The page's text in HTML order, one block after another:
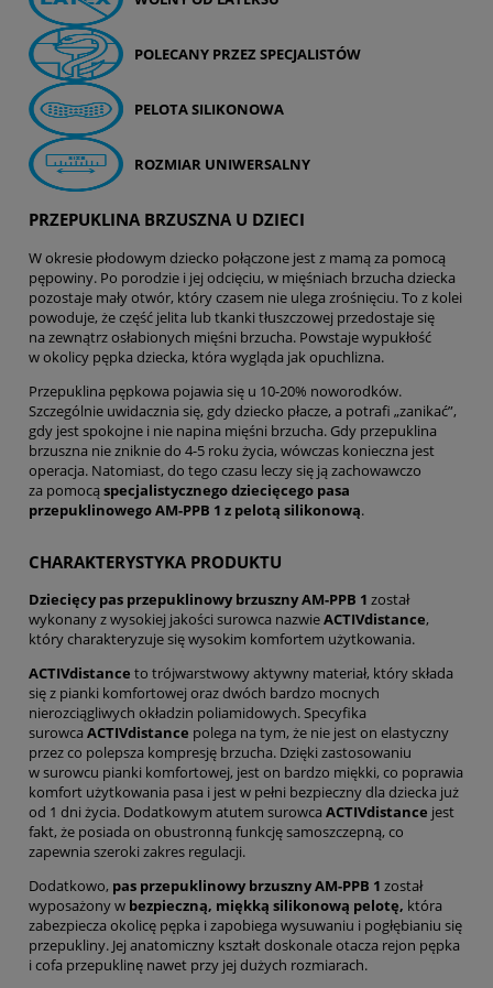
POLECANY PRZEZ SPECJALISTÓW
PELOTA SILIKONOWA
ROZMIAR UNIWERSALNY
PRZEPUKLINA BRZUSZNA U DZIECI
W okresie płodowym dziecko połączone jest z mamą za pomocą
pępowiny. Po porodzie i jej odcięciu, w mięśniach brzucha dziecka
pozostaje mały otwór, który czasem nie ulega zrośnięciu. To z kolei
powoduje, że część jelita lub tkanki tłuszczowej przedostaje się
na zewnątrz osłabionych mięśni brzucha. Powstaje wypukłość
w okolicy pępka dziecka, która wygląda jak opuchlizna.
Przepuklina pępkowa pojawia się u 10-20% noworodków.
Szczególnie uwidacznia się, gdy dziecko płacze, a potrafi „zanikać”,
gdy jest spokojne i nie napina mięśni brzucha. Gdy przepuklina
brzuszna nie zniknie do 4-5 roku życia, wówczas konieczna jest
operacja. Natomiast, do tego czasu leczy się ją zachowawczo
za pomocą specjalistycznego dziecięcego pasa
przepuklinowego AM-PPB 1 z pelotą silikonową.
CHARAKTERYSTYKA PRODUKTU
Dziecięcy pas przepuklinowy brzuszny AM-PPB 1 został
wykonany z wysokiej jakości surowca nazwieACTIVdistance,
który charakteryzuje się wysokim komfortem użytkowania.
ACTIVdistance to trójwarstwowy aktywny materiał, który składa
się z pianki komfortowej oraz dwóch bardzo mocnych
nierozciągliwych okładzin poliamidowych. Specyfika
surowca ACTIVdistance polega na tym, że nie jest on elastyczny
przez co polepsza kompresję brzucha. Dzięki zastosowaniu
w surowcu pianki komfortowej, jest on bardzo miękki, co poprawia
komfort użytkowania pasa i jest w pełni bezpieczny dla dziecka już
od 1 dni życia. Dodatkowym atutem surowca ACTIVdistance jest
fakt, że posiada on obustronną funkcję samoszczepną, co
zapewnia szeroki zakres regulacji.
Dodatkowo, pas przepuklinowy brzuszny AM-PPB 1 został
wyposażony w bezpieczną, miękką silikonową pelotę, która
zabezpiecza okolicę pępka i zapobiega wysuwaniu i pogłębianiu się
przepukliny. Jej anatomiczny kształt doskonale otacza rejon pępka
i cofa przepuklinę nawet przy jej dużych rozmiarach.